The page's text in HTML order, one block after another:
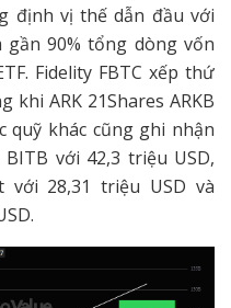
định vị thế dẫn đầu với
gần 90% tổng dòng vốn
Fidelity FBTC xếp thứ
khi ARK 21Shares ARKB
quỹ khác cũng ghi nhận
với 42,3 triệu USD,
với 28,31 triệu USD và